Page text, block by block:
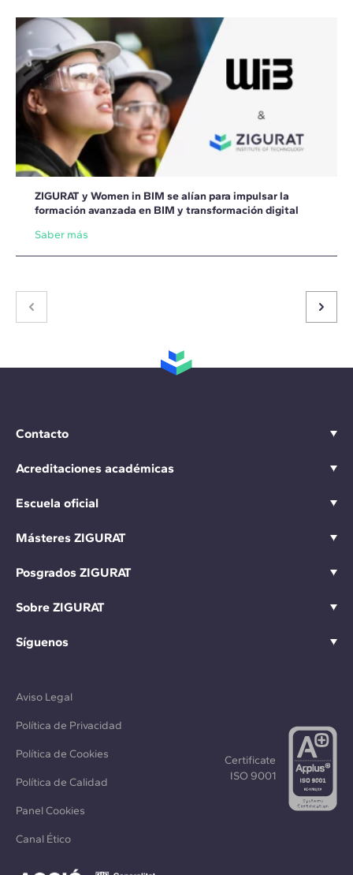
ZIGURAT y Women in BIM se alían para impulsar la
formación avanzada en BIM y transformación digital
Saber más
Contacto
Acreditaciones académicas
Escuela oficial
Másteres ZIGURAT
Posgrados ZIGURAT
Sobre ZIGURAT
Síguenos
Aviso Legal
Política de Privacidad
Política de Cookies
Política de Calidad
Panel Cookies
Canal Ético
Certificate
ISO 9001